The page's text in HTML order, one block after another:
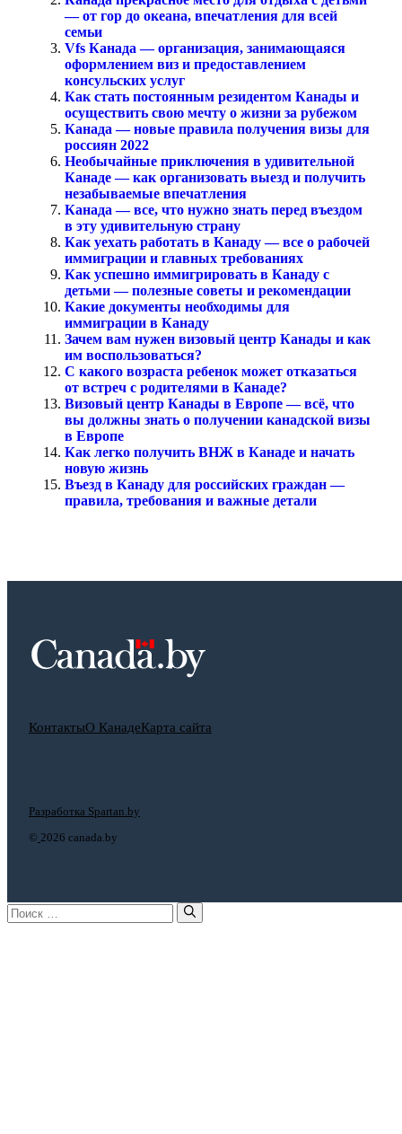
— от гор до океана, впечатления для всей
семьи
Vfs Канада — организация, занимающаяся
оформлением виз и предоставлением
консульских услуг
Как стать постоянным резидентом Канады и
осуществить свою мечту о жизни за рубежом
Канада — новые правила получения визы для
россиян 2022
Необычайные приключения в удивительной
Канаде — как организовать выезд и получить
незабываемые впечатления
Канада — все, что нужно знать перед въездом
в эту удивительную страну
Как уехать работать в Канаду — все о рабочей
иммиграции и главных требованиях
Как успешно иммигрировать в Канаду с
детьми — полезные советы и рекомендации
Какие документы необходимы для
иммиграции в Канаду
Зачем вам нужен визовый центр Канады и как
им воспользоваться?
С какого возраста ребенок может отказаться
от встреч с родителями в Канаде?
Визовый центр Канады в Европе — всё, что
вы должны знать о получении канадской визы
в Европе
Как легко получить ВНЖ в Канаде и начать
новую жизнь
Въезд в Канаду для российских граждан —
правила, требования и важные детали
КонтактыО КанадеКарта сайта
© 2026 canada.by
Разработка Spartan.by
Поиск: